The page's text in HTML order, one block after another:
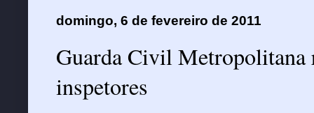
domingo, 6 de fevereiro de 2011
Guarda Civil Metropolitana
inspetores